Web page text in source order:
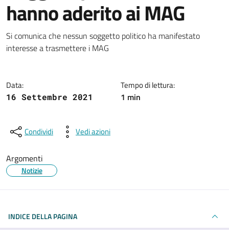
hanno aderito ai MAG
Dettagli della notizia
Si comunica che nessun soggetto politico ha manifestato
interesse a trasmettere i MAG
Data:
16 Settembre 2021
Tempo di lettura:
1 min
Condividi Vedi azioni
Argomenti
Notizie
INDICE DELLA PAGINA